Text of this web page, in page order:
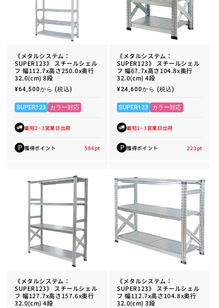
《メタルシステム：
SUPER123》 スチールシェル
フ 幅112.7x高さ250.0x奥行
32.0(cm) 8段
通
価
格
¥64,500から (税込)
SUPER123 カラー対応
最短2~3営業日出荷
P 獲得ポイント 586pt
《メタルシステム：
SUPER123》 スチールシェル
フ 幅67.7x高さ104.8x奥行
32.0(cm) 4段
通
価
格
¥24,600から (税込)
SUPER123 カラー対応
最短2~3営業日出荷
P 獲得ポイント 223pt
《メタルシステム：
SUPER123》 スチールシェル
フ 幅127.7x高さ157.6x奥行
32.0(cm) 4段
《メタルシステム：
SUPER123》 スチールシェル
フ 幅112.7x高さ104.8x奥行
32.0(cm) 3段